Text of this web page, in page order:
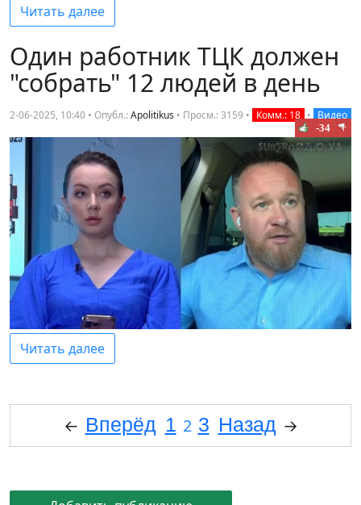
Читать далее
Один работник ТЦК должен
"собрать" 12 людей в день
2-06-2025, 10:40 • Опубл.:Apolitikus • Просм.: 3159 • Комм.: 18 • Видео
-34
Читать далее
← Вперёд 1 2 3 Назад →